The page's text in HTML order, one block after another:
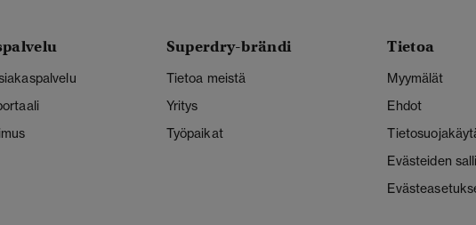
Superdry-brändi
Tietoa meistä
Yritys
Työpaikat
Tietoa
Myymälät
Ehdot
Evästeiden